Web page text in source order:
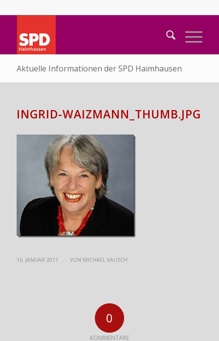
Aktuelle Informationen der SPD Haimhausen
INGRID-WAIZMANN_THUMB.JPG
16. JANUAR 2011 VON MICHAEL KAUSCH
0
KOMMENTARE